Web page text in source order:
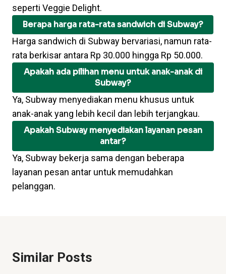
seperti Veggie Delight.
Berapa harga rata-rata sandwich di Subway?
Harga sandwich di Subway bervariasi, namun rata-
rata berkisar antara Rp 30.000 hingga Rp 50.000.
Apakah ada pilihan menu untuk anak-anak di
Subway?
Ya, Subway menyediakan menu khusus untuk
anak-anak yang lebih kecil dan lebih terjangkau.
Apakah Subway menyediakan layanan pesan
antar?
Ya, Subway bekerja sama dengan beberapa
layanan pesan antar untuk memudahkan
pelanggan.
Similar Posts